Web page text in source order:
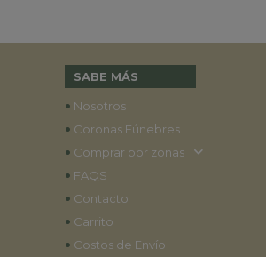
SABE MÁS
• Nosotros
• Coronas Fúnebres
• Comprar por zonas
• FAQS
• Contacto
• Carrito
• Costos de Envío